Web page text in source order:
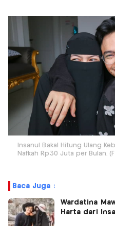
Insanul Bakal Hitung Ulang
Nafkah Rp30 Juta per Bulan.
Baca Juga :
Wardatina
Harta dari